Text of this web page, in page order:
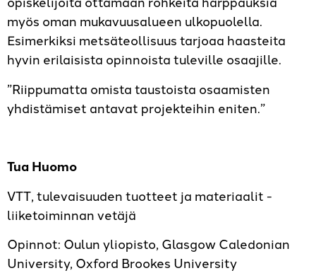
myös oman mukavuusalueen ulkopuolella.
Esimerkiksi metsäteollisuus tarjoaa haasteita
hyvin erilaisista opinnoista tuleville osaajille.
”Riippumatta omista taustoista osaamisten
yhdistämiset antavat projekteihin eniten.”
Tua Huomo
VTT, tulevaisuuden tuotteet ja materiaalit -
liiketoiminnan vetäjä
Opinnot: Oulun yliopisto, Glasgow Caledonian
University, Oxford Brookes University